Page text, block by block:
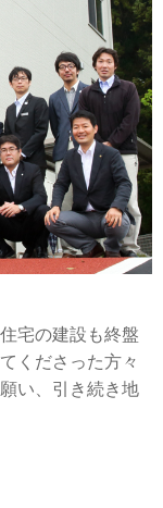
宅の建設も終盤
くださった方々
い、引き続き地